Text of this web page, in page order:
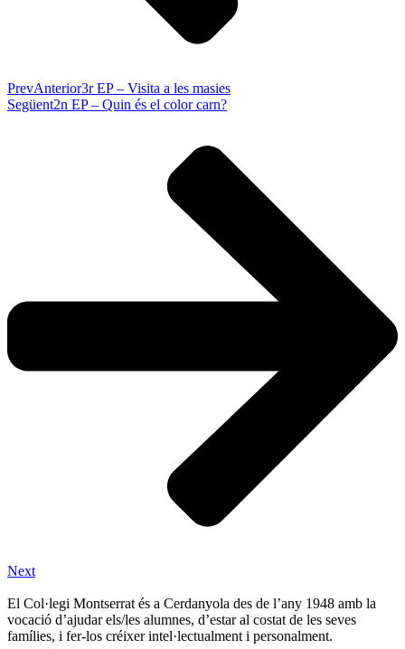
PrevAnterior3r EP – Visita a les masies
Següent2n EP – Quin és el color carn?
Next
El Col·legi Montserrat és a Cerdanyola des de l’any 1948 amb la
vocació d’ajudar els/les alumnes, d’estar al costat de les seves
famílies, i fer-los créixer intel·lectualment i personalment.